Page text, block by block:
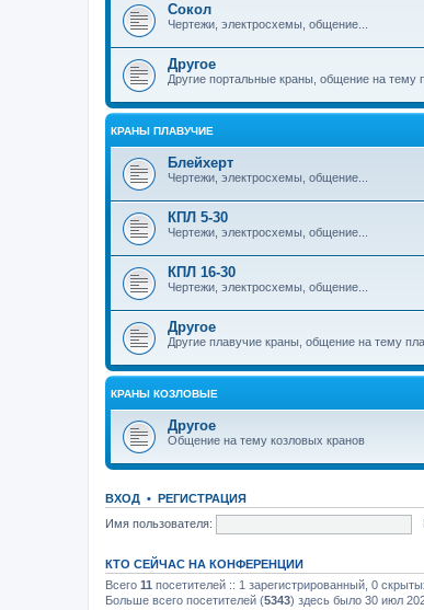
Сокол
Чертежи, электросхемы, общение...
Другое
Другие портальные краны, общение на тему
КРАНЫ ПЛАВУЧИЕ
Блейхерт
Чертежи, электросхемы, общение...
КПЛ 5-30
Чертежи, электросхемы, общение...
КПЛ 16-30
Чертежи, электросхемы, общение...
Другое
Другие плавучие краны, общение на тему
КРАНЫ КОЗЛОВЫЕ
Другое
Общение на тему козловых кранов
ВХОД • РЕГИСТРАЦИЯ
Имя пользователя:
КТО СЕЙЧАС НА КОНФЕРЕНЦИИ
Всего 11 посетителей :: 1 зарегистрированный, 0
Больше всего посетителей (5343) здесь было 30 июл